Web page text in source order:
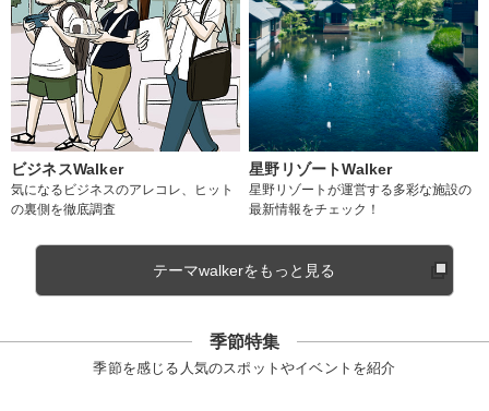
ビジネスWalker
気になるビジネスのアレコレ、ヒット
の裏側を徹底調査
星野リゾートWalker
星野リゾートが運営する多彩な施設の
最新情報をチェック！
テーマwalkerをもっと見る
季節特集
季節を感じる人気のスポットやイベントを紹介